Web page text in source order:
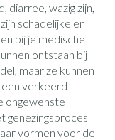
diarree, wazig zijn,
schadelijke en
bij je medische
ontstaan bij
maar ze kunnen
een verkeerd
ongewenste
genezingsproces
vormen voor de